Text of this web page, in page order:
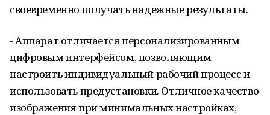
своевременно получать надежные результаты.
- Аппарат отличается персонализированным
цифровым интерфейсом, позволяющим
настроить индивидуальный рабочий процесс и
использовать предустановки. Отличное качество
изображения при минимальных настройках,